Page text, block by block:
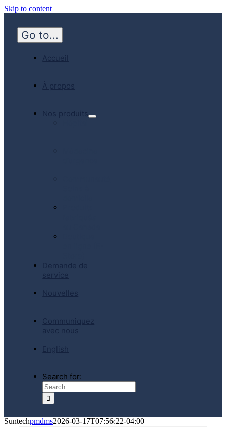
Skip to content
Go to...
Accueil
À propos
Nos produits
Demande de
service
Nouvelles
Communiquez
avec nous
English
Search for:
Suntechpmdms2026-03-17T07:56:22-04:00